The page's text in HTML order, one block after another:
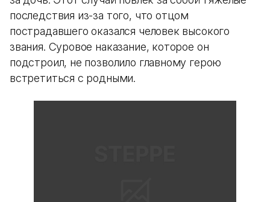
последствия из-за того, что отцом
пострадавшего оказался человек высокого
звания. Суровое наказание, которое он
подстроил, не позволило главному герою
встретиться с родными.